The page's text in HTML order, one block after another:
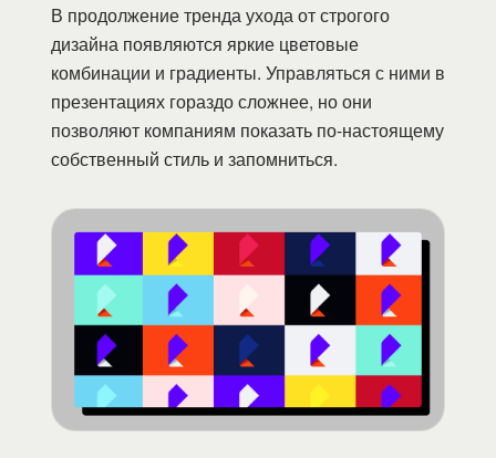
В продолжение тренда ухода от строгого
дизайна появляются яркие цветовые
комбинации и градиенты. Управляться с ними в
презентациях гораздо сложнее, но они
позволяют компаниям показать по-настоящему
собственный стиль и запомниться.